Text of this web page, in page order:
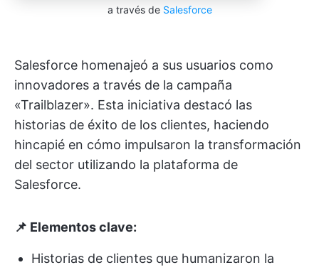
a través de Salesforce
Salesforce homenajeó a sus usuarios como
innovadores a través de la campaña
«Trailblazer». Esta iniciativa destacó las
historias de éxito de los clientes, haciendo
hincapié en cómo impulsaron la transformación
del sector utilizando la plataforma de
Salesforce.
📌 Elementos clave:
Historias de clientes que humanizaron la